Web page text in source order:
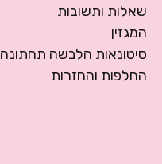
שאלות ותשובות
המגזין
סיטונאות הלבשה תחתונה
החלפות והחזרות